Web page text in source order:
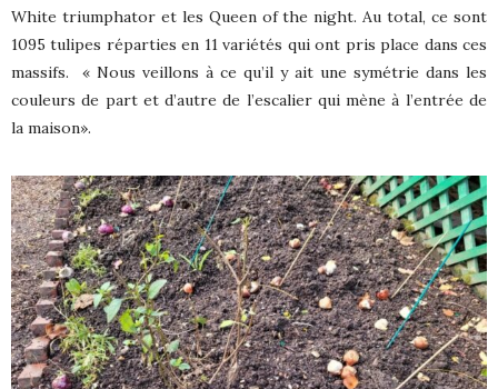
White triumphator et les Queen of the night. Au total, ce sont
1095 tulipes réparties en 11 variétés qui ont pris place dans ces
massifs.
« Nous veillons à ce qu’il y ait une symétrie dans les
couleurs de part et d’autre de l’escalier qui mène à l’entrée de
la maison».